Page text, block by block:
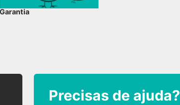
Garantia
Precisas de ajuda?